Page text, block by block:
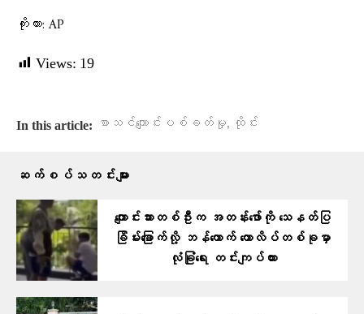
ကိုးကား: AP
Views: 19
In this article: စာသင်ကျောင်းပစ်ခတ်မှု, ထိုင်း
ဆက်စပ်သတင်းများ
ကျောင်းသားတစ်ဦးက အတန်းဖော်ကို သေနတ်ပြ
ခြိမ်းခြောက်လို့ ဘန်ကောက် ကောလိပ်တစ်ခုမှာ
လုံခြုံရေး တင်းကျပ်ထား